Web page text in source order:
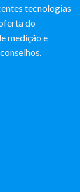
tecnologias
do
medição e